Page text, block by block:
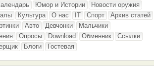
Юмор и Истории
Новости оружия
Культура О нас IT Спорт
Архив статей
Авто Девчонки
Мальчики
Опросы Download Обменник
Ссылки
Блоги Гостевая